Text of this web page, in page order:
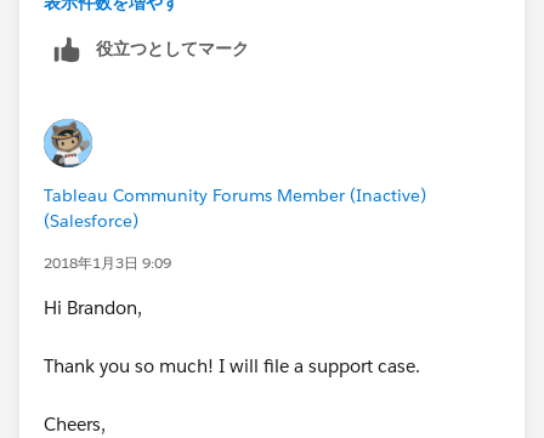
役立つとしてマーク
Tableau Community Forums Member (Inactive)
(Salesforce)
2018年1月3日 9:09
Hi Brandon,
Thank you so much! I will file a support case.
Cheers,